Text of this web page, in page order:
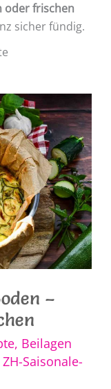
oder frischen
sicher fündig.
–
, Beilagen
ZH-Saisonale-